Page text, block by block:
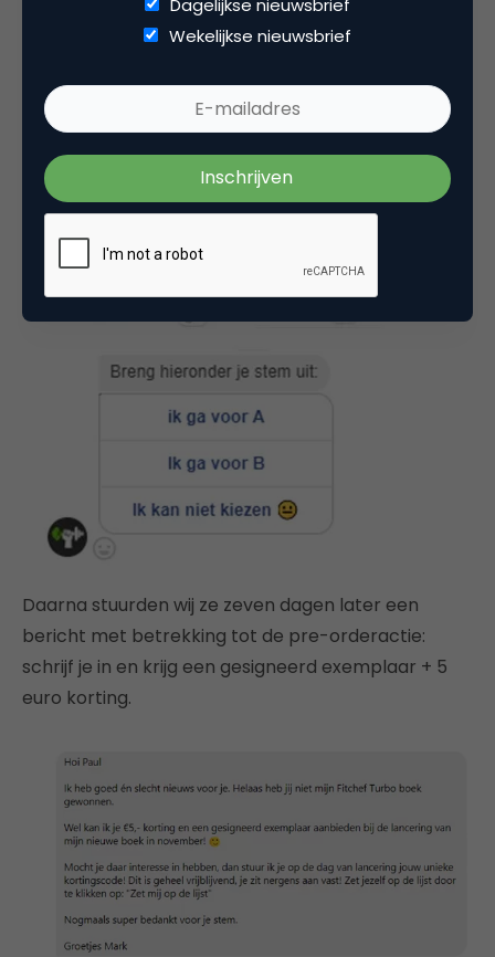
Daarna stuurden wij ze zeven dagen later een
bericht met betrekking tot de pre-orderactie:
schrijf je in en krijg een gesigneerd exemplaar + 5
euro korting.
Dagelijkse nieuwsbrief
Wekelijkse nieuwsbrief